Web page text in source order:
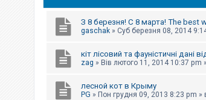
З 8 березня! С 8 марта! The best
gaschak » Суб березня 08, 2014
кіт лісовий та фауністичні дані
zag » Вів лютого 11, 2014 10:37 pm
лесной кот в Крыму
PG » Пон грудня 09, 2013 8:23 pm »